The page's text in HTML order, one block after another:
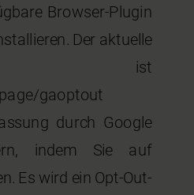
Browser-Plugin
Der aktuelle
ist
gaoptout
durch Google
indem Sie auf
Es wird ein Opt-Out-